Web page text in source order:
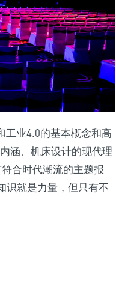
工业4.0的基本概念和高
涵、机床设计的现代理
合时代潮流的主题报
识就是力量，但只有不